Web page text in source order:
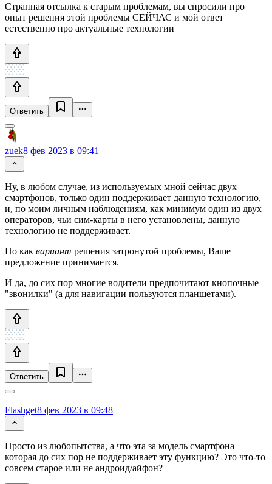
Странная отсылка к старым проблемам, вы спросили про
опыт решения этой проблемы СЕЙЧАС и мой ответ
естественно про актуальные технологии
Ответить
zuek8 фев 2023 в 09:41
Ну, в любом случае, из используемых мной сейчас двух
смартфонов, только один поддерживает данную технологию,
и, по моим личным наблюдениям, как минимум один из двух
операторов, чьи сим-карты в него установлены, данную
технологию не поддерживает.
Но как вариант решения затронутой проблемы, Ваше
предложение принимается.
И да, до сих пор многие водители предпочитают кнопочные
"звонилки" (а для навигации пользуются планшетами).
Ответить
Flashget8 фев 2023 в 09:48
Просто из любопытства, а что эта за модель смартфона
которая до сих пор не поддерживает эту функцию? Это что-то
совсем старое или не андроид/айфон?